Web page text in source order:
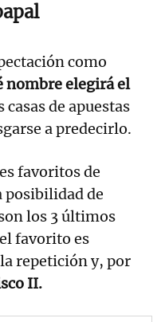
como
nombre elegirá el
casas de apuestas
a predecirlo.
favoritos de
de
los 3 últimos
favorito es
repetición y, por
II.